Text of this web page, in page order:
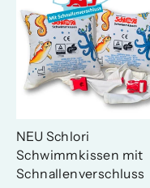
NEU Schlori
Schwimmkissen mit
Schnallenverschluss